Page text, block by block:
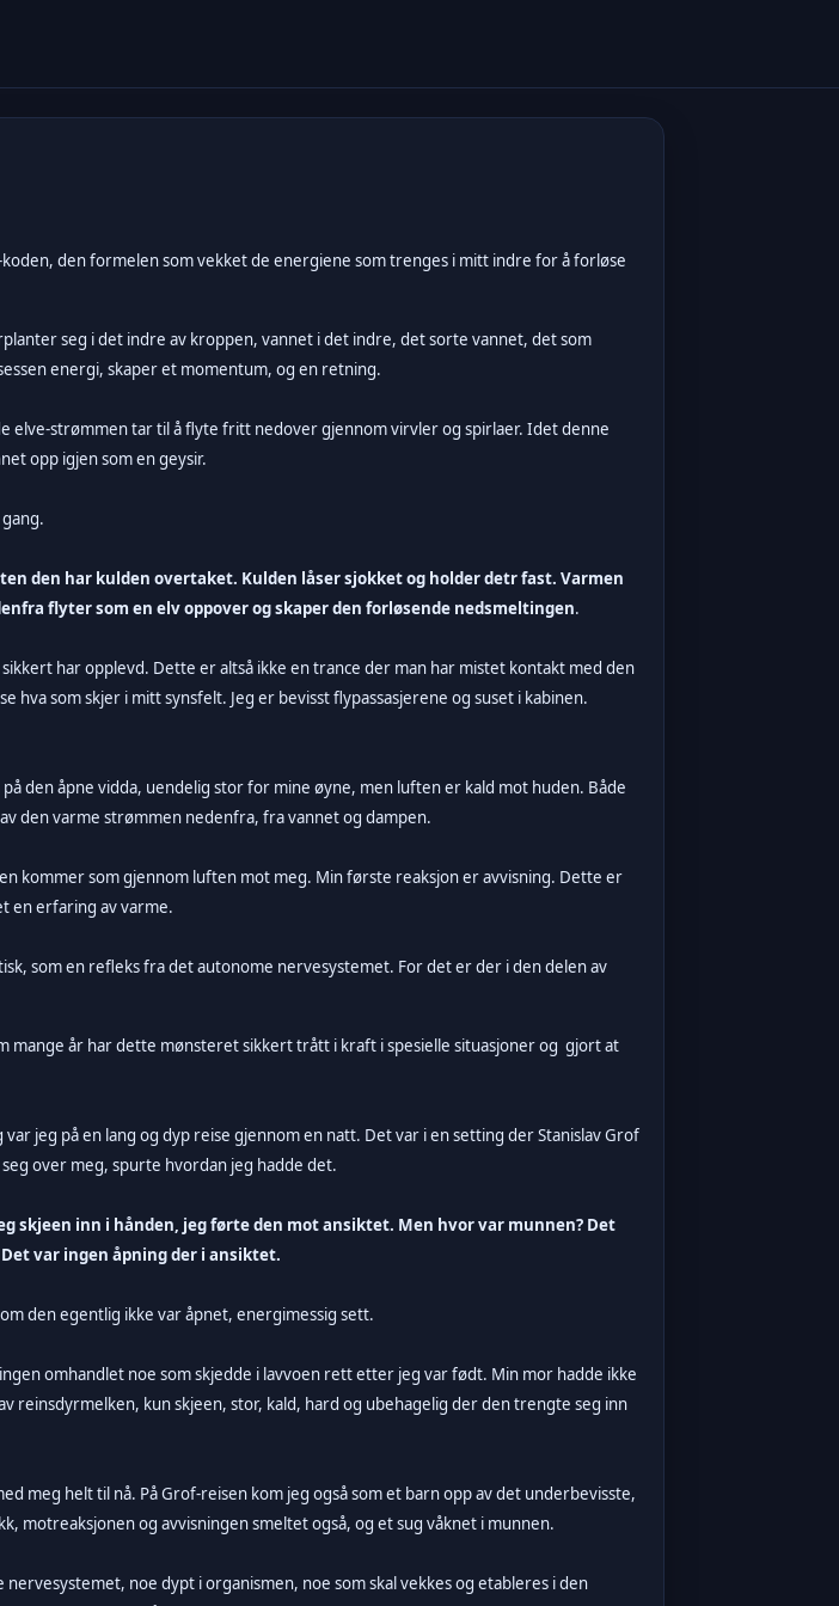
den formelen som vekket de energiene som trenges i mitt indre for å forløse
seg i det indre av kroppen, vannet i det indre, det sorte vannet, det som
energi, skaper et momentum, og en retning.
elve-strømmen tar til å flyte fritt nedover gjennom virvler og spirlaer. Idet denne
opp igjen som en geysir.
den har kulden overtaket. Kulden låser sjokket og holder detr fast. Varmen
flyter som en elv oppover og skaper den forløsende nedsmeltingen.
har opplevd. Dette er altså ikke en trance der man har mistet kontakt med den
som skjer i mitt synsfelt. Jeg er bevisst flypassasjerene og suset i kabinen.
den åpne vidda, uendelig stor for mine øyne, men luften er kald mot huden. Både
den varme strømmen nedenfra, fra vannet og dampen.
kommer som gjennom luften mot meg. Min første reaksjon er avvisning. Dette er
en erfaring av varme.
som en refleks fra det autonome nervesystemet. For det er der i den delen av
mange år har dette mønsteret sikkert trått i kraft i spesielle situasjoner og gjort at
jeg på en lang og dyp reise gjennom en natt. Det var i en setting der Stanislav Grof
over meg, spurte hvordan jeg hadde det.
skjeen inn i hånden, jeg førte den mot ansiktet. Men hvor var munnen? Det
var ingen åpning der i ansiktet.
den egentlig ikke var åpnet, energimessig sett.
omhandlet noe som skjedde i lavvoen rett etter jeg var født. Min mor hadde ikke
reinsdyrmelken, kun skjeen, stor, kald, hard og ubehagelig der den trengte seg inn
meg helt til nå. På Grof-reisen kom jeg også som et barn opp av det underbevisste,
motreaksjonen og avvisningen smeltet også, og et sug våknet i munnen.
noe dypt i organismen, noe som skal vekkes og etableres i den